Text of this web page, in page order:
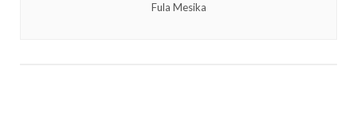
Fula Mesika